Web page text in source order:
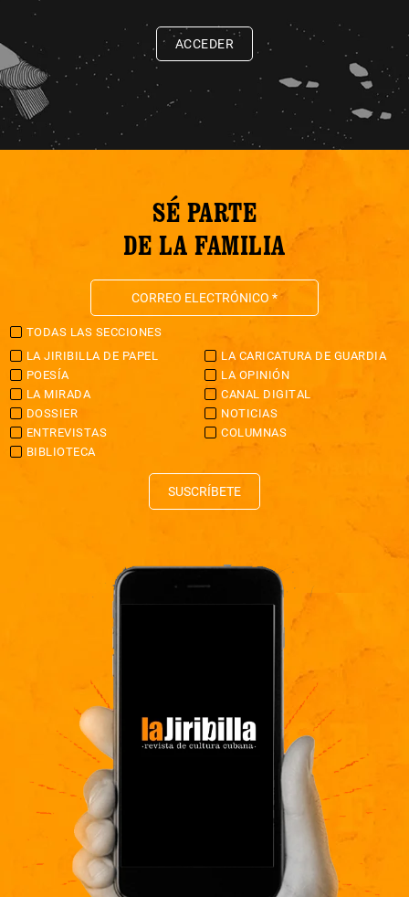
ACCEDER
SÉ PARTE
DE LA FAMILIA
TODAS LAS SECCIONES
LA JIRIBILLA DE PAPEL
LA CARICATURA DE GUARDIA
POESÍA
LA OPINIÓN
LA MIRADA
CANAL DIGITAL
DOSSIER
NOTICIAS
ENTREVISTAS
COLUMNAS
BIBLIOTECA
SUSCRÍBETE